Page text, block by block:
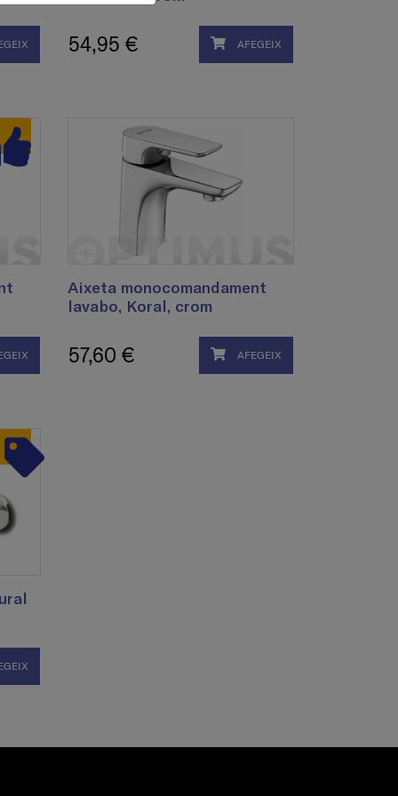
54,95 € AFEGEIX
Aixeta monocomandament
lavabo, Koral, crom
57,60 € AFEGEIX